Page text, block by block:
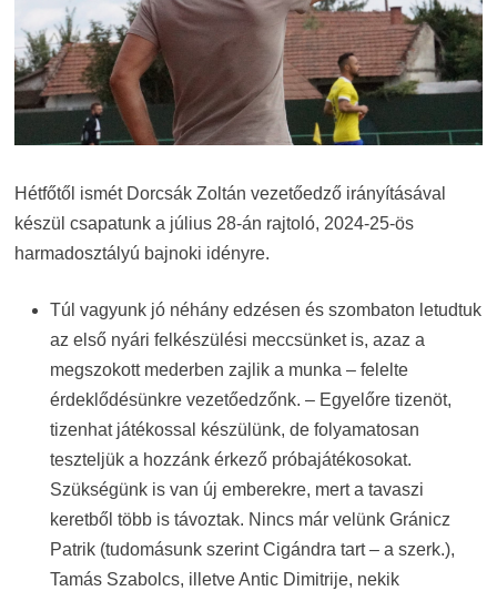
Hétfőtől ismét Dorcsák Zoltán vezetőedző irányításával
készül csapatunk a július 28-án rajtoló, 2024-25-ös
harmadosztályú bajnoki idényre.
Túl vagyunk jó néhány edzésen és szombaton letudtuk
az első nyári felkészülési meccsünket is, azaz a
megszokott mederben zajlik a munka – felelte
érdeklődésünkre vezetőedzőnk. – Egyelőre tizenöt,
tizenhat játékossal készülünk, de folyamatosan
teszteljük a hozzánk érkező próbajátékosokat.
Szükségünk is van új emberekre, mert a tavaszi
keretből több is távoztak. Nincs már velünk Gránicz
Patrik (tudomásunk szerint Cigándra tart – a szerk.),
Tamás Szabolcs, illetve Antic Dimitrije, nekik